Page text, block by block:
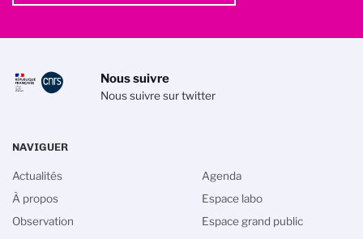
Nous suivre
Nous suivre sur twitter
NAVIGUER
Actualités
À propos
Observation
Agenda
Espace labo
Espace grand public